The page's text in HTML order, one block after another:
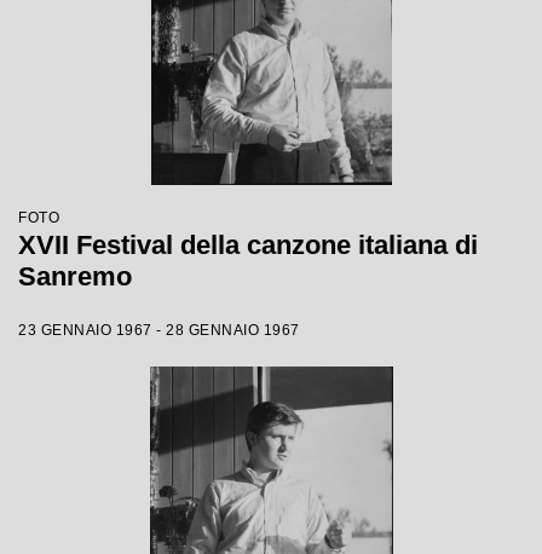
FOTO
XVII Festival della canzone italiana di
Sanremo
23 GENNAIO 1967 - 28 GENNAIO 1967